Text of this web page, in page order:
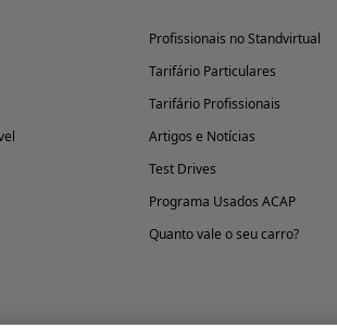
Profissionais no Standvirtual
Tarifário Particulares
Tarifário Profissionais
Artigos e Notícias
Test Drives
Programa Usados ACAP
Quanto vale o seu carro?